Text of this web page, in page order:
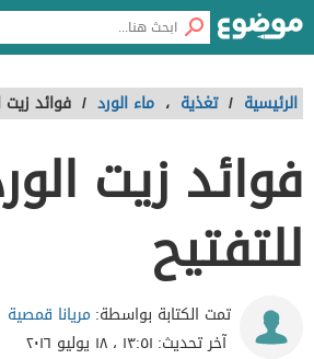
الرئيسية / تغذية ، ماء الورد / فوائد زيت
فوائد زيت
للتفتيح
تمت الكتابة بواسطة: مريانا قمصية
آخر تحديث: ١٣:٥١ ، ١٨ يوليو ٢٠١٦